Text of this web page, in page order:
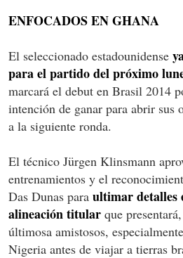
ENFOCADOS EN GHANA
El seleccionado estadounidense
para el partido del próximo
marcará el debut en Brasil 2014
intención de ganar para abrir sus
a la siguiente ronda.
El técnico Jürgen Klinsmann
entrenamientos y el
Das Dunas para ultimar detalles
alineación titular que
últimosa amistosos,
Nigeria antes de viajar a tierras